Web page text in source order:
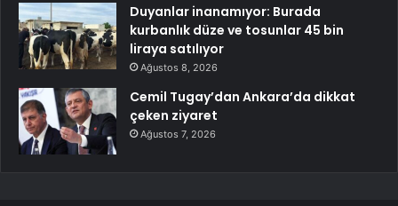
Duyanlar inanamıyor: Burada
kurbanlık düze ve tosunlar 45 bin
liraya satılıyor
Ağustos 8, 2026
Cemil Tugay’dan Ankara’da dikkat
çeken ziyaret
Ağustos 7, 2026